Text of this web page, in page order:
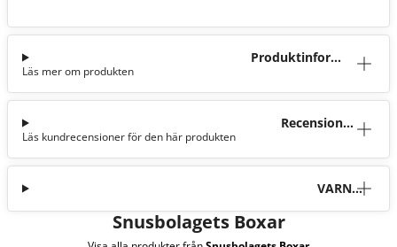
Produktinforma
Läs mer om produkten
Recensioner
Läs kundrecensioner för den här produkten
VARNI
Snusbolagets Boxar